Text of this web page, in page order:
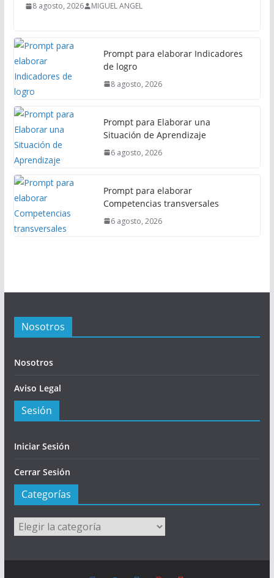
8 agosto, 2026 MIGUEL ANGEL
Prompt para elaborar Indicadores
de logro
8 agosto, 2026
Prompt para Elaborar una
Situación de Aprendizaje
6 agosto, 2026
Prompt para elaborar
Competencias transversales
6 agosto, 2026
Nosotros
Nosotros
Aviso Legal
Sesión
Iniciar Sesión
Cerrar Sesión
Categorías
Categorías